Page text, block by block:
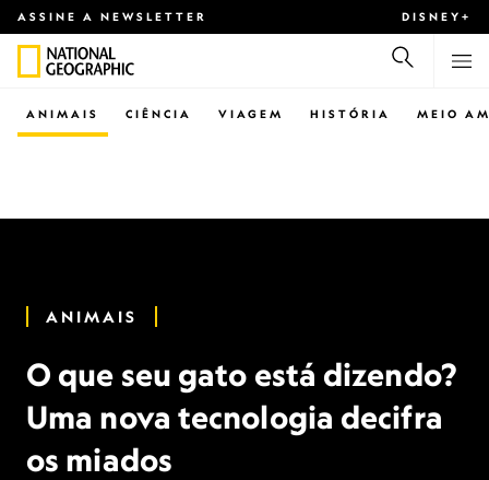
ASSINE A NEWSLETTER DISNEY+
CIÊNCIA VIAGEM
ANIMAIS HISTÓRIA MEIO
ANIMAIS
O que seu gato está dizendo?
Uma nova tecnologia decifra
os miados